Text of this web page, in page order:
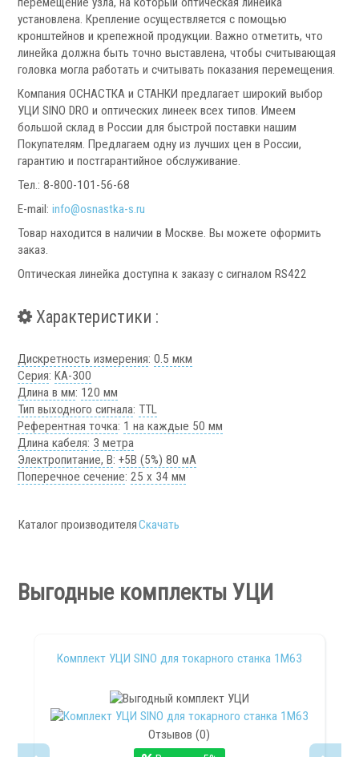
Револьверные головки
Запчасти для револьверных головок
Приводные блоки
Переходные втулки
Системы УЦИ
Мониторы УЦИ
Оптические линейки
Магнитные линейки
Аксессуары УЦИ
Комплекты УЦИ
Системы СОЖ
Тефлоновые ленты СОЖ
Рефрактометры СОЖ
установлена. Крепление осуществляется с помощью
кронштейнов и крепежной продукции. Важно отметить, что
линейка должна быть точно выставлена, чтобы считывающая
головка могла работать и считывать показания перемещения.
Компания ОСНАСТКА и СТАНКИ предлагает широкий выбор
УЦИ SINO DRO и оптических линеек всех типов. Имеем
большой склад в России для быстрой поставки нашим
Покупателям. Предлагаем одну из лучших цен в России,
гарантию и постгарантийное обслуживание.
Тел.: 8-800-101-56-68
E-mail:info@osnastka-s.ru
Товар находится в наличии в Москве. Вы можете оформить
заказ.
Оптическая линейка доступна к заказу с сигналом RS422
Характеристики :
Дискретность измерения:0.5 мкм
Серия:KA-300
Длина в мм: 120 мм
Тип выходного сигнала: TTL
Референтная точка: 1 на каждые 50 мм
Длина кабеля: 3 метра
Электропитание, В:+5В (5%) 80 мА
Поперечное сечение:25 х 34 мм
Каталог производителяСкачать
Выгодные комплекты УЦИ
Комплект УЦИ SINO для токарного станка 1М63
Отзывов (0)